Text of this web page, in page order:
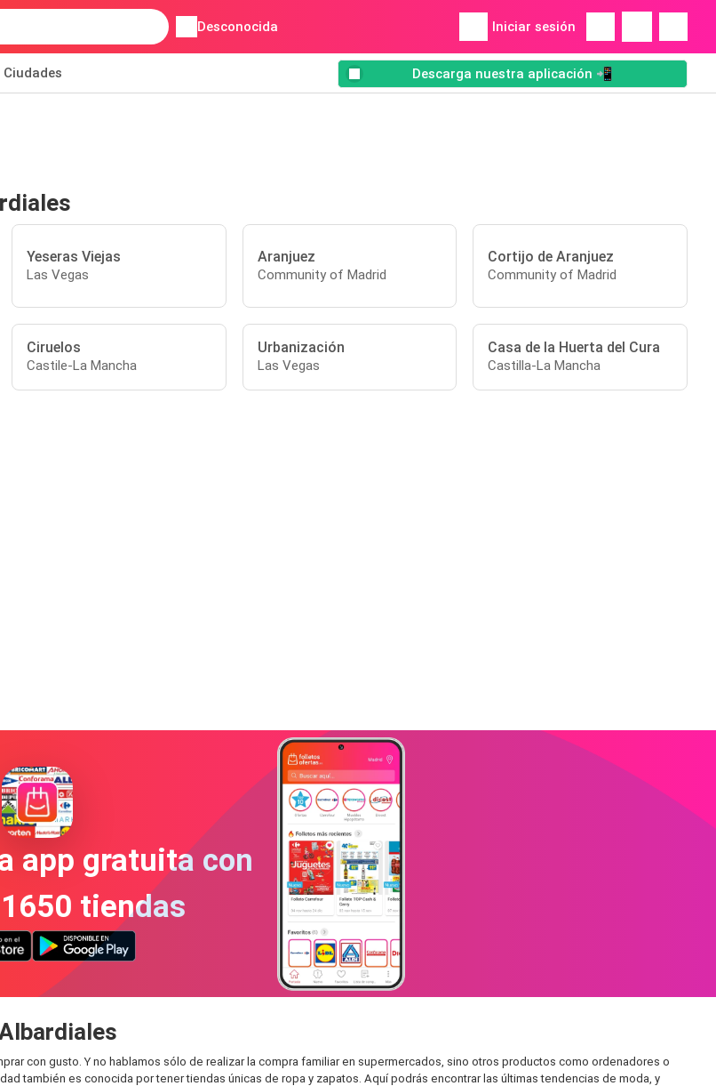
Desconocida Iniciar sesión
Ciudades Descarga nuestra aplicación 📲
Yeseras Viejas
Las Vegas
Aranjuez
Community of Madrid
Cortijo de Aranjuez
Community of Madrid
Ciruelos
Castile-La Mancha
Urbanización
Las Vegas
Casa de la Huerta del Cura
Castilla-La Mancha
app gratuita con
tiendas
con gusto. Y no hablamos sólo de realizar la compra familiar en supermercados, sino otros productos como ordenadores o
también es conocida por tener tiendas únicas de ropa y zapatos. Aquí podrás encontrar las últimas tendencias de moda, y